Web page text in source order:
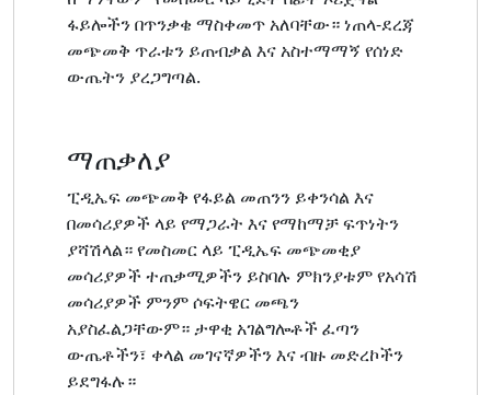
ፋይሎችን በጥንቃቄ ማስቀመጥ አለባቸው። ነጠላ-ደረጃ
መጭመቅ ጥራቱን ይጠብቃል እና አስተማማኝ የሰነድ
ውጤትን ያረጋግጣል.
ማጠቃለያ
ፒዲኤፍ መጭመቅ የፋይል መጠንን ይቀንሳል እና
በመሳሪያዎች ላይ የማጋራት እና የማከማቻ ፍጥነትን
ያሻሽላል። የመስመር ላይ ፒዲኤፍ መጭመቂያ
መሳሪያዎች ተጠቃሚዎችን ይስባሉ ምክንያቱም የአሳሽ
መሳሪያዎች ምንም ሶፍትዌር መጫን
አያስፈልጋቸውም። ታዋቂ አገልግሎቶች ፈጣን
ውጤቶችን፣ ቀላል መገናኛዎችን እና ብዙ መድረኮችን
ይደግፋሉ።